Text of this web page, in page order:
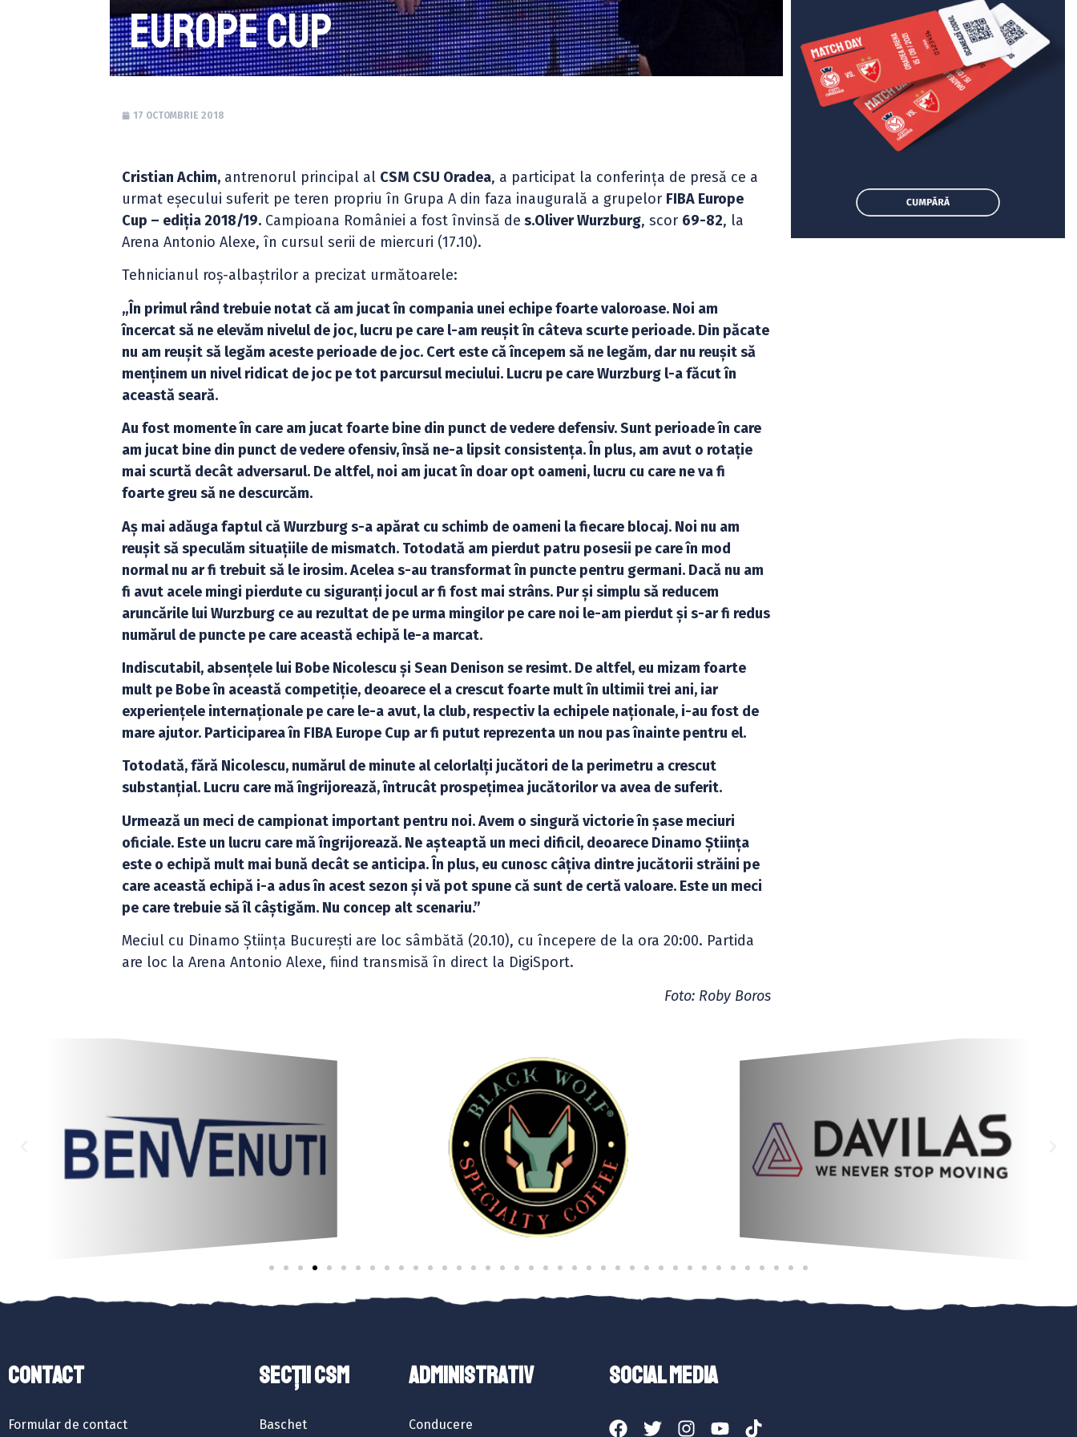
Europe Cup
17 OCTOMBRIE 2018
Cristian Achim, antrenorul principal al CSM CSU Oradea, a participat la conferința de presă ce a
urmat eșecului suferit pe teren propriu în Grupa A din faza inaugurală a grupelor FIBA Europe
Cup – ediția 2018/19. Campioana României a fost învinsă de s.Oliver Wurzburg, scor 69-82, la
Arena Antonio Alexe, în cursul serii de miercuri (17.10).
Tehnicianul roș-albaștrilor a precizat următoarele:
„În primul rând trebuie notat că am jucat în compania unei echipe foarte valoroase. Noi am
încercat să ne elevăm nivelul de joc, lucru pe care l-am reușit în câteva scurte perioade. Din păcate
nu am reușit să legăm aceste perioade de joc. Cert este că începem să ne legăm, dar nu reușit să
menținem un nivel ridicat de joc pe tot parcursul meciului. Lucru pe care Wurzburg l-a făcut în
această seară.
Au fost momente în care am jucat foarte bine din punct de vedere defensiv. Sunt perioade în care
am jucat bine din punct de vedere ofensiv, însă ne-a lipsit consistența. În plus, am avut o rotație
mai scurtă decât adversarul. De altfel, noi am jucat în doar opt oameni, lucru cu care ne va fi
foarte greu să ne descurcăm.
Aș mai adăuga faptul că Wurzburg s-a apărat cu schimb de oameni la fiecare blocaj. Noi nu am
reușit să speculăm situațiile de mismatch. Totodată am pierdut patru posesii pe care în mod
normal nu ar fi trebuit să le irosim. Acelea s-au transformat în puncte pentru germani. Dacă nu am
fi avut acele mingi pierdute cu siguranți jocul ar fi fost mai strâns. Pur și simplu să reducem
aruncările lui Wurzburg ce au rezultat de pe urma mingilor pe care noi le-am pierdut și s-ar fi redus
numărul de puncte pe care această echipă le-a marcat.
Indiscutabil, absențele lui Bobe Nicolescu și Sean Denison se resimt. De altfel, eu mizam foarte
mult pe Bobe în această competiție, deoarece el a crescut foarte mult în ultimii trei ani, iar
experiențele internaționale pe care le-a avut, la club, respectiv la echipele naționale, i-au fost de
mare ajutor. Participarea în FIBA Europe Cup ar fi putut reprezenta un nou pas înainte pentru el.
Totodată, fără Nicolescu, numărul de minute al celorlalți jucători de la perimetru a crescut
substanțial. Lucru care mă îngrijorează, întrucât prospețimea jucătorilor va avea de suferit.
Urmează un meci de campionat important pentru noi. Avem o singură victorie în șase meciuri
oficiale. Este un lucru care mă îngrijorează. Ne așteaptă un meci dificil, deoarece Dinamo Știința
este o echipă mult mai bună decât se anticipa. În plus, eu cunosc câțiva dintre jucătorii străini pe
care această echipă i-a adus în acest sezon și vă pot spune că sunt de certă valoare. Este un meci
pe care trebuie să îl câștigăm. Nu concep alt scenariu.”
Meciul cu Dinamo Știința București are loc sâmbătă (20.10), cu începere de la ora 20:00. Partida
are loc la Arena Antonio Alexe, fiind transmisă în direct la DigiSport.
Foto: Roby Boros
Contact
Formular de contact
SECȚII CSM
Baschet
ADMINISTRATIV
Conducere
SOCIAL MEDIA